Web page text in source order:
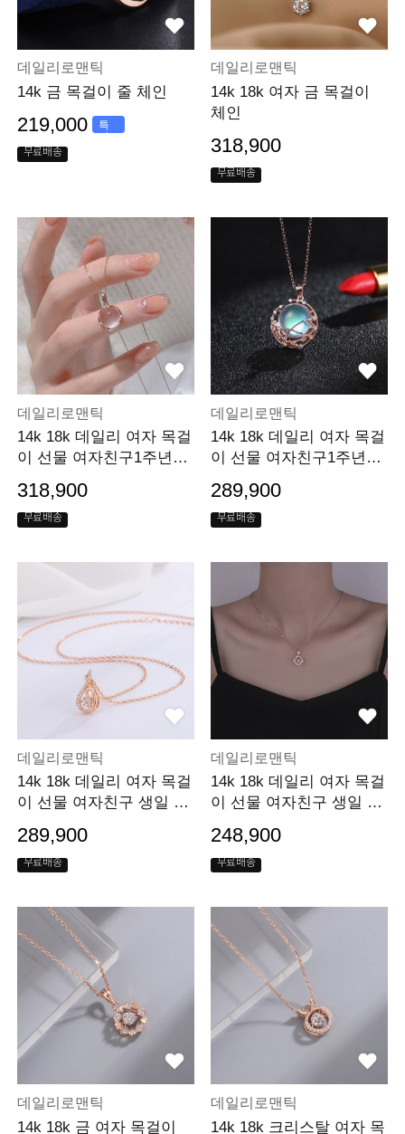
데일리로맨틱
14k 금 목걸이 줄 체인
219,000
특
가
무료배송
데일리로맨틱
14k 18k 여자 금 목걸이
체인
318,900
무료배송
데일리로맨틱
14k 18k 데일리 여자 목걸
이 선물 여자친구1주년선
318,900
무료배송
데일리로맨틱
14k 18k 데일리 여자 목걸
이 선물 여자친구1주년선
289,900
무료배송
데일리로맨틱
14k 18k 데일리 여자 목걸
이 선물 여자친구 생일 선
289,900
무료배송
데일리로맨틱
14k 18k 데일리 여자 목걸
이 선물 여자친구 생일 선
248,900
무료배송
데일리로맨틱
14k 18k 금 여자 목걸이
데일리로맨틱
14k 18k 크리스탈 여자 목